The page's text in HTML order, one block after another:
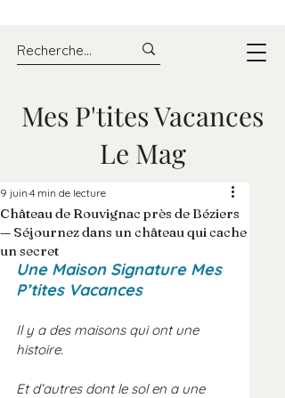
Mes P'tites Vacances
Le Mag
Château de Rouvignac près de Béziers
— Séjournez dans un château qui cache
un secret
9 juin 4 min de lecture
Une Maison Signature Mes
P’tites Vacances
Il y a des maisons qui ont une
histoire.
Et d’autres dont le sol en a une